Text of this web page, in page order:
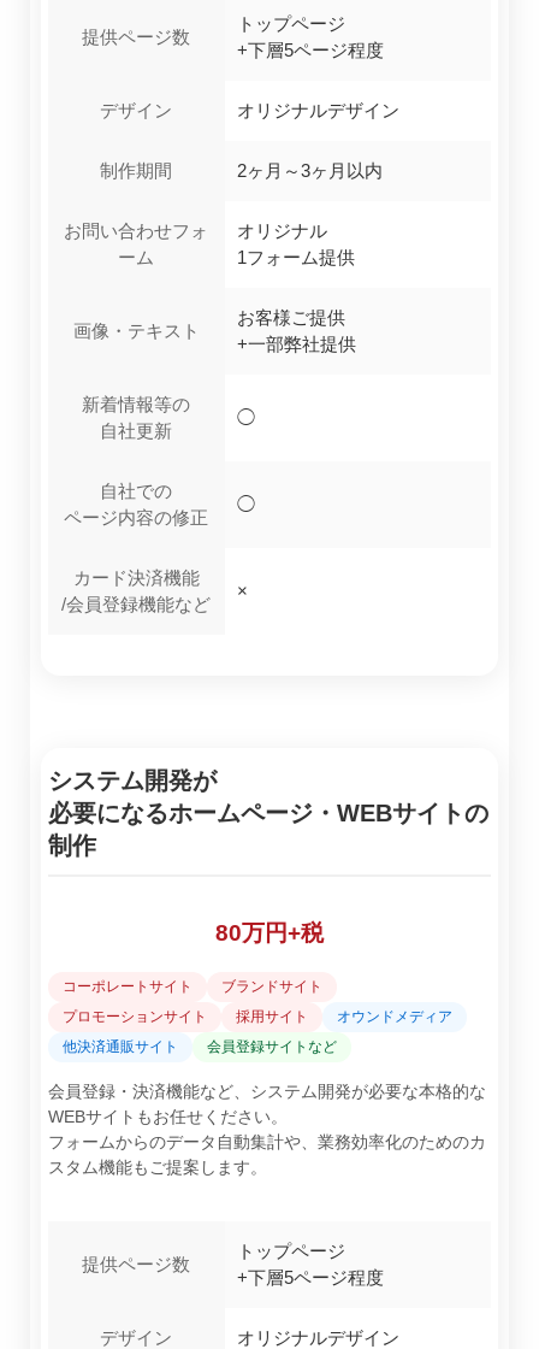
提供ページ数
トップページ
+下層5ページ程度
デザイン オリジナルデザイン
制作期間 2ヶ月～3ヶ月以内
お問い合わせフォ
ーム
オリジナル
1フォーム提供
画像・テキスト
お客様ご提供
+一部弊社提供
新着情報等の
自社更新
◯
自社での
ページ内容の修正
◯
カード決済機能
/会員登録機能など
×
システム開発が
必要になるホームページ・WEBサイトの
制作
80万円+税
コーポレートサイト
ブランドサイト
プロモーションサイト
採用サイト
オウンドメディア
他決済通販サイト
会員登録サイトなど
会員登録・決済機能など、システム開発が必要な本格的な
WEBサイトもお任せください。
フォームからのデータ自動集計や、業務効率化のためのカ
スタム機能もご提案します。
提供ページ数
トップページ
+下層5ページ程度
デザイン オリジナルデザイン